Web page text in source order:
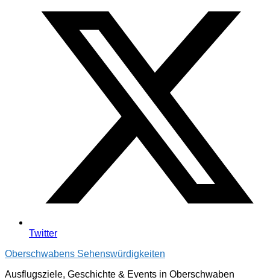
Twitter
Oberschwabens Sehenswürdigkeiten
Ausflugsziele, Geschichte & Events in Oberschwaben